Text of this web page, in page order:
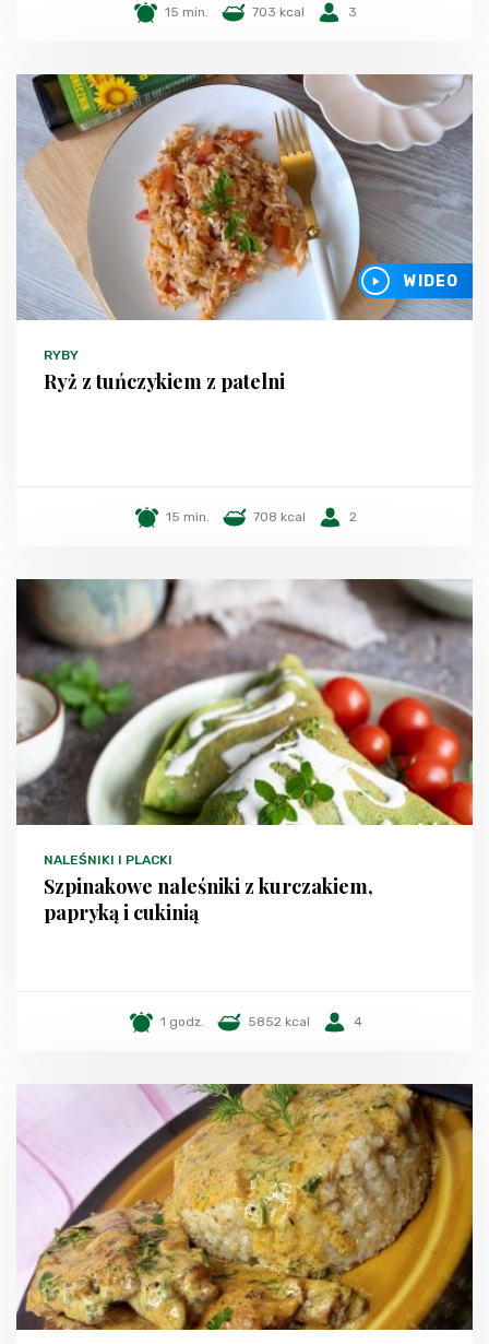
15 min. 703 kcal 3
WIDEO
RYBY
Ryż z tuńczykiem z patelni
15 min. 708 kcal 2
NALEŚNIKI I PLACKI
Szpinakowe naleśniki z kurczakiem,
papryką i cukinią
1 godz. 5852 kcal 4